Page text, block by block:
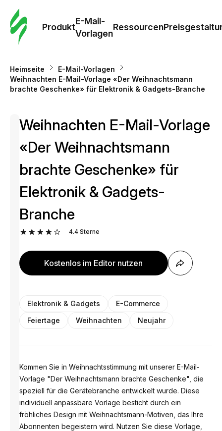
Produkt
E-Mail-
Vorlagen
Ressourcen
Heimseite
E-Mail-Vorlagen
Weihnachten E-Mail-Vorlage «Der Weihnachtsmann
brachte Geschenke» für Elektronik & Gadgets-Branche
Weihnachten E-Mail-Vorlage
«Der Weihnachtsmann
brachte Geschenke» für
Elektronik & Gadgets-
Branche
4.4Sterne
Kostenlos im Editor nutzen
Elektronik & Gadgets
E-Commerce
Feiertage
Weihnachten Neujahr
Kommen Sie in Weihnachtsstimmung mit unserer E-Mail-
Vorlage "Der Weihnachtsmann brachte Geschenke", die
speziell für die Gerätebranche entwickelt wurde. Diese
individuell anpassbare Vorlage besticht durch ein
fröhliches Design mit Weihnachtsmann-Motiven, das Ihre
Abonnenten begeistern wird. Nutzen Sie diese Vorlage,